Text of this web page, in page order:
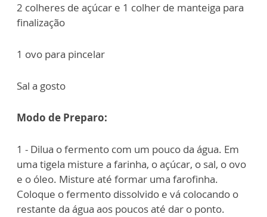
2 colheres de açúcar e 1 colher de manteiga para
finalização
1 ovo para pincelar
Sal a gosto
Modo de Preparo:
1 - Dilua o fermento com um pouco da água. Em
uma tigela misture a farinha, o açúcar, o sal, o ovo
e o óleo. Misture até formar uma farofinha.
Coloque o fermento dissolvido e vá colocando o
restante da água aos poucos até dar o ponto.